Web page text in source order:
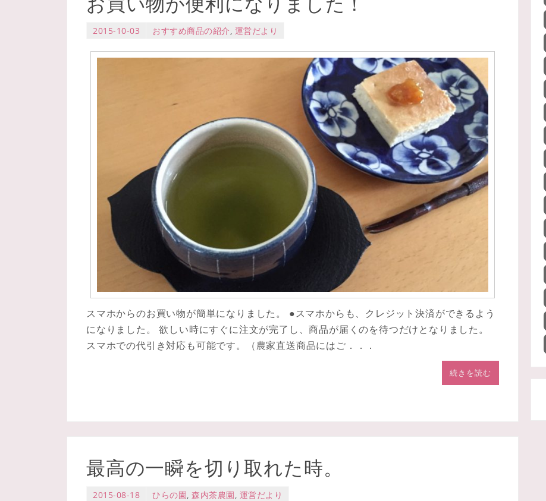
2015-10-03 おすすめ商品の紹介, 運営だより
スマホからのお買い物が簡単になりました。 ●スマホからも、クレジット決済ができるよう
になりました。 欲しい時にすぐに注文が完了し、商品が届くのを待つだけとなりました。
スマホでの代引き対応も可能です。（農家直送商品にはご．．．
続きを読む
最高の一瞬を切り取れた時。
2015-08-18 ひらの園, 森内茶農園, 運営だより